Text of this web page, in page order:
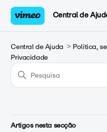
Central de
Central de Ajuda
Política,
Privacidade
Artigos nesta secção